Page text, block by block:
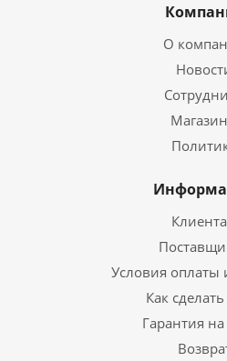
О
Условия оплаты
Как сделать
Гарантия